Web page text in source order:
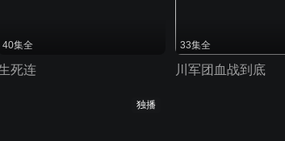
40集全
死连
33集全
川军团血战到底
独播